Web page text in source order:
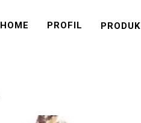
HOME PROFIL PRODUK